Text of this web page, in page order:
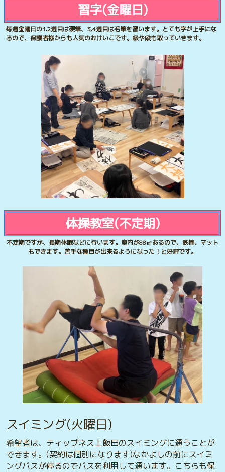
習字(金曜日)
毎週金曜日の1.2週目は硬筆、3,4週目は毛筆を習います。とても字が上手にな
るので、保護者様からも人気のおけいこです。級や段も取っていきます。
体操教室(不定期)
不定期ですが、長期休暇などに行います。室内が88㎡あるので、鉄棒、マット
もできます。苦手な種目が出来るようになった！と好評です。
スイミング(火曜日)
希望者は、ティップネス上飯田のスイミングに通うことが
できます。(契約は個別になります)なかよしの前にスイミ
ングバスが停るのでバスを利用して通います。こちらも保